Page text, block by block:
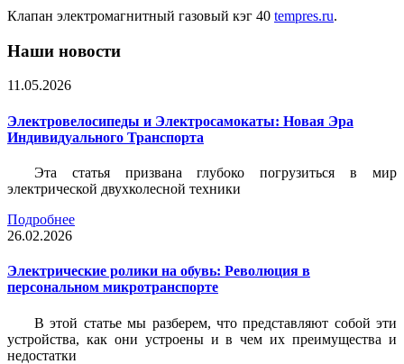
Клапан электромагнитный газовый кэг 40 tempres.ru.
Наши новости
11.05.2026
Электровелосипеды и Электросамокаты: Новая Эра
Индивидуального Транспорта
Эта статья призвана глубоко погрузиться в мир
электрической двухколесной техники
Подробнее
26.02.2026
Электрические ролики на обувь: Революция в
персональном микротранспорте
В этой статье мы разберем, что представляют собой эти
устройства, как они устроены и в чем их преимущества и
недостатки